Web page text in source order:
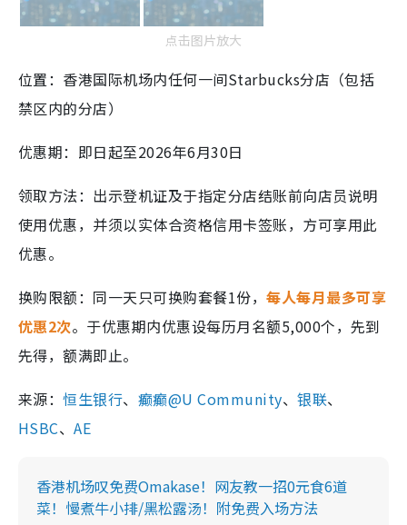
点击图片放大
位置：香港国际机场内任何一间Starbucks分店（包括
禁区内的分店）
优惠期：即日起至2026年6月30日
领取方法：出示登机证及于指定分店结账前向店员说明
使用优惠，并须以实体合资格信用卡签账，方可享用此
优惠。
换购限额：同一天只可换购套餐1份，每人每月最多可享
优惠2次。于优惠期内优惠设每历月名额5,000个，先到
先得，额满即止。
来源：恒生银行、 癫癫@U Community、银联、
HSBC、AE
香港机场叹免费Omakase！网友教一招0元食6道
菜！慢煮牛小排/黑松露汤！附免费入场方法